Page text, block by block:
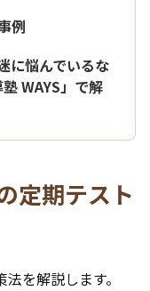
例
に悩んでいるな
WAYS」で解
定期テスト
を解説します。